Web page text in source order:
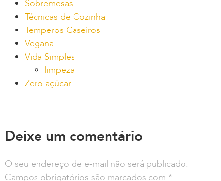
Sobremesas
Técnicas de Cozinha
Temperos Caseiros
Vegana
Vida Simples
limpeza
Zero açúcar
Deixe um comentário
O seu endereço de e-mail não será publicado.
Campos obrigatórios são marcados com *